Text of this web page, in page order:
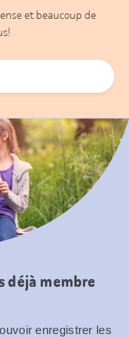
et beaucoup de
déjà membre
enregistrer les